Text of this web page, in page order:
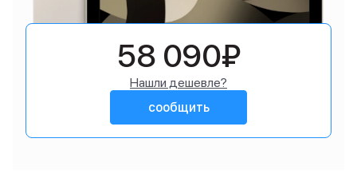
58 090₽
Нашли дешевле?
сообщить